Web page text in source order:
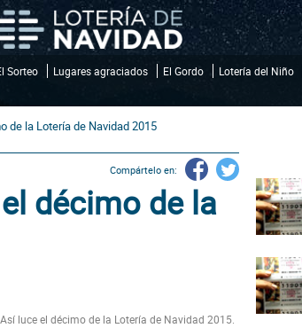
Sorteo Lugares agraciados El Gordo Lotería del Niño
de la Lotería de Navidad 2015
Compártelo en:
décimo de la
Así luce el décimo de la Lotería de Navidad 2015.